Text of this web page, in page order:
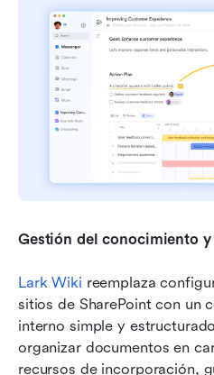
Gestión del conocimiento
Lark Wiki reemplaza
sitios de SharePoint con un
interno simple y
organizar documentos en
recursos de incorporación,